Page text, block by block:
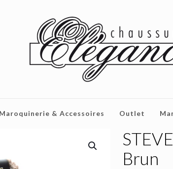
Maroquinerie & Accessoires Outlet
Brun